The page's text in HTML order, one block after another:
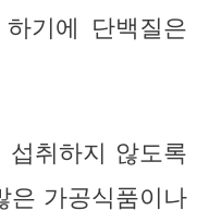
기에 단백질은
취하지 않도록
은 가공식품이나